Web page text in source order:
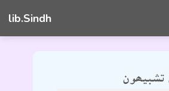
lib.Sindh
تشبيھون